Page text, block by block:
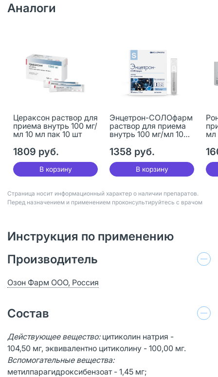
Аналоги
Цераксон раствор для
приема внутрь 100 мг/
мл 10 мл пак 10 шт
1809 руб.
В корзину
Энцетрон-СОЛОфарм
раствор для приема
внутрь 100 мг/мл 10
1358 руб.
В корзину
мл
Страница носит информационный характер о наличии препаратов.
Перед назначением и применением проконсультируйтесь с врачом
Инструкция по применению
Производитель
Озон Фарм ООО, Россия
Состав
Действующее вещество:цитиколин натрия -
104,50 мг, эквивалентно цитиколину - 100,00 мг.
Вспомогательные вещества:
метилпарагидроксибензоат - 1,45 мг;